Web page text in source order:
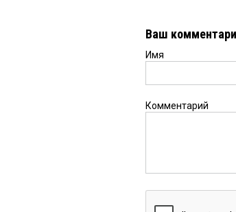
Ваш
Имя
Комментарий